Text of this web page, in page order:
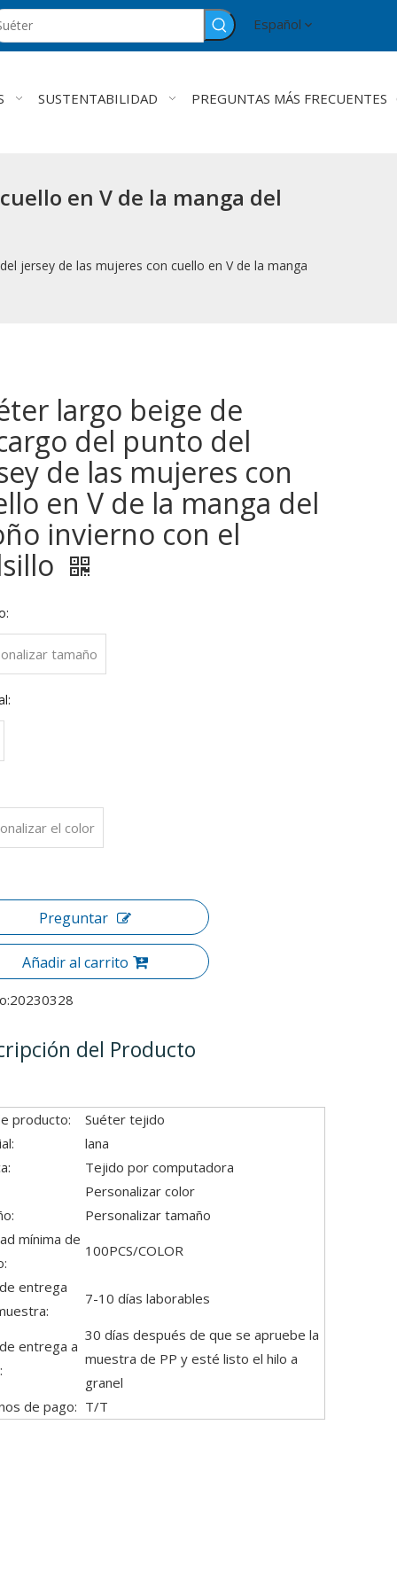
Español
SUSTENTABILIDAD PREGUNTAS MÁS FRECUENTES
en V de la manga del
jersey de las mujeres con cuello en V de la manga
largo beige de
del punto del
de las mujeres con
en V de la manga del
invierno con el
tamaño
el color
Preguntar
Añadir al carrito
20230328
del Producto
producto:
Suéter tejido
lana
Tejido por computadora
Personalizar color
Personalizar tamaño
mínima de
100PCS/COLOR
entrega
7-10 días laborables
entrega a
30 días después de que se apruebe la
muestra de PP y esté listo el hilo a
granel
de pago: T/T